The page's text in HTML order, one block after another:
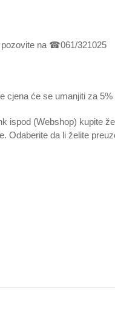
na ☎061/321025
cjena će se umanjiti za 5%
ispod (Webshop) kupite
Odaberite da li želite